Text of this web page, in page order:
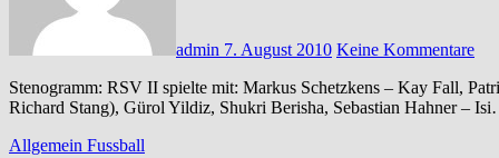
admin 7. August 2010 Keine Kommentare
Stenogramm: RSV II spielte mit: Markus Schetzkens – Kay Fall, Patrick Schwarz, Benni Dussa, Sven John – Eugen Fischer (65.
Richard Stang), Gürol Yildiz, Shukri Berisha, Sebastian Hahner –
Allgemein Fussball